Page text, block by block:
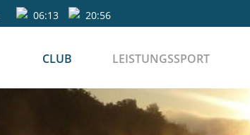
06:13 20:56
CLUB LEISTUNGSSPORT